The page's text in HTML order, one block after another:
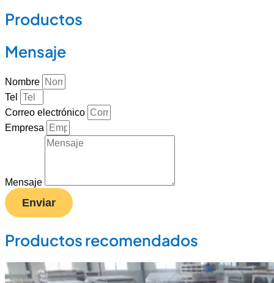
Productos
Mensaje
Nombre
Tel
Correo electrónico
Empresa
Mensaje
Enviar
Productos recomendados